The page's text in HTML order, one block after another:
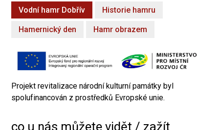
Vodní hamr Dobřív Historie hamru
Hamernický den Hamr obrazem
Projekt revitalizace národní kulturní památky byl
spolufinancován z prostředků Evropské unie.
co u nás můžete vidět / zažít